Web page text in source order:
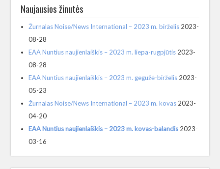
Naujausios žinutės
Žurnalas Noise/News International – 2023 m. birželis 2023-
08-28
EAA Nuntius naujienlaiškis – 2023 m. liepa-rugpjūtis 2023-
08-28
EAA Nuntius naujienlaiškis – 2023 m. gegužė-birželis 2023-
05-23
Žurnalas Noise/News International – 2023 m. kovas 2023-
04-20
EAA Nuntius naujienlaiškis – 2023 m. kovas-balandis 2023-
03-16